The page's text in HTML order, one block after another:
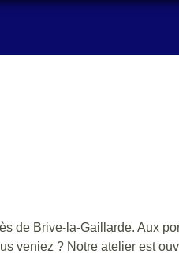
de Brive-la-Gaillarde. Aux
veniez ? Notre atelier est